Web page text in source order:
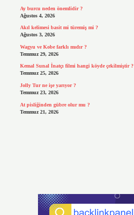
Ay burcu neden önemlidir ?
Ağustos 4, 2026
Akıl kelimesi basit mi türemiş mi ?
Ağustos 3, 2026
Wagyu ve Kobe farklı mıdır ?
Temmuz 29, 2026
Kemal Sunal İnatçı filmi hangi köyde çekilmiştir ?
Temmuz 25, 2026
Jolly Tur ne işe yarıyor ?
Temmuz 23, 2026
At pisliğinden gübre olur mu ?
Temmuz 21, 2026